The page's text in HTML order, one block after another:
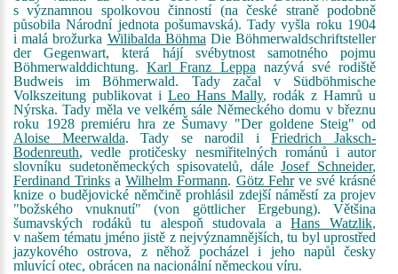
s významnou spolkovou činností (na české straně podobně
působila Národní jednota pošumavská). Tady vyšla roku 1904
i malá brožurka Wilibalda Böhma Die Böhmerwaldschriftsteller
der Gegenwart, která hájí svébytnost samotného pojmu
Böhmerwalddichtung.Karl Franz Leppa nazývá své rodiště
Budweis im Böhmerwald. Tady začal v Südböhmische
Volkszeitung publikovat i Leo Hans Mally, rodák z Hamrů u
Nýrska. Tady měla ve velkém sále Německého domu v březnu
roku 1928 premiéru hra ze Šumavy "Der goldene Steig" od
Aloise Meerwalda. Tady se narodil iFriedrich Jaksch-
Bodenreuth, vedle protičesky nesmiřitelných románů i autor
slovníku sudetoněmeckých spisovatelů, dáleJosef Schneider,
Ferdinand Trinks aWilhelm Formann. Götz Fehrve své krásné
knize o budějovické němčině prohlásil zdejší náměstí za projev
"božského vnuknutí" (von göttlicher Ergebung). Většina
šumavských rodáků tu alespoň studovala aHans Watzlik,
v našem tématu jméno jistě z nejvýznamnějších, tu byl uprostřed
jazykového ostrova, z něhož pocházel i jeho napůl česky
mluvící otec, obrácen na nacionální německou víru.